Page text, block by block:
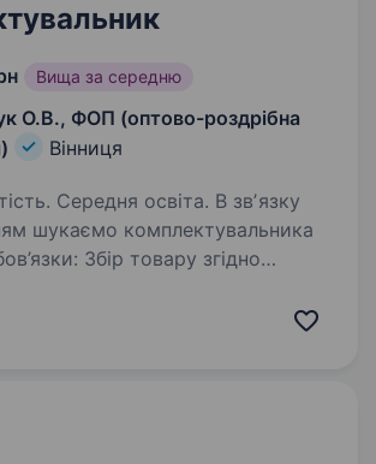
Вища за середню
О.В., ФОП (оптово-роздрібна
Вінниця
Середня освіта. В звʼязку
шукаємо комплектувальника
товару згідно